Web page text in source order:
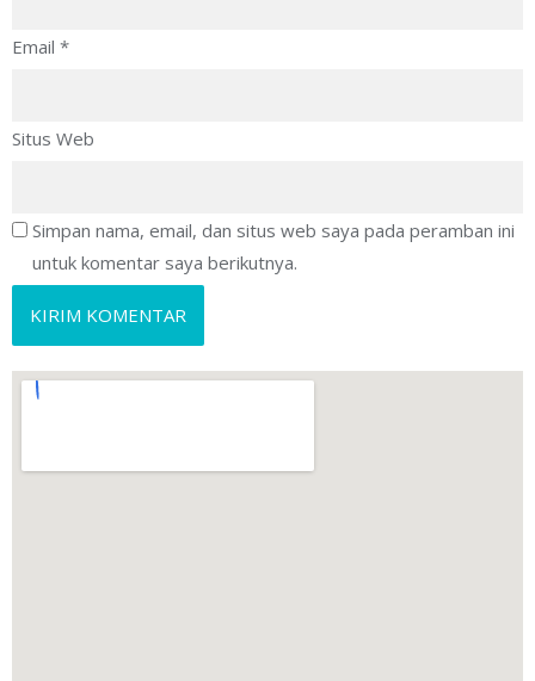
Email *
Situs Web
Simpan nama, email, dan situs web saya pada peramban ini
untuk komentar saya berikutnya.